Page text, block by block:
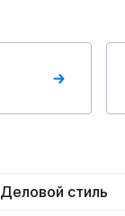
Деловой стиль